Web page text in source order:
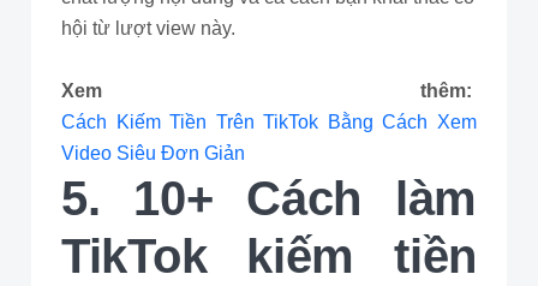
hội từ lượt view này.
Xem thêm:
Cách Kiếm Tiền Trên TikTok Bằng Cách Xem
Video Siêu Đơn Giản
5. 10+ Cách làm
TikTok kiếm tiền